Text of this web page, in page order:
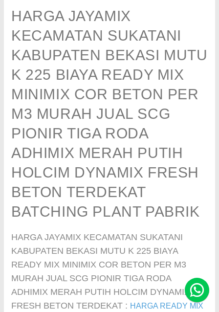
HARGA JAYAMIX
KECAMATAN SUKATANI
KABUPATEN BEKASI MUTU
K 225 BIAYA READY MIX
MINIMIX COR BETON PER
M3 MURAH JUAL SCG
PIONIR TIGA RODA
ADHIMIX MERAH PUTIH
HOLCIM DYNAMIX FRESH
BETON TERDEKAT
BATCHING PLANT PABRIK
HARGA JAYAMIX KECAMATAN SUKATANI
KABUPATEN BEKASI MUTU K 225 BIAYA
READY MIX MINIMIX COR BETON PER M3
MURAH JUAL SCG PIONIR TIGA RODA
ADHIMIX MERAH PUTIH HOLCIM DYNAMIX
FRESH BETON TERDEKAT : HARGA READY MIX